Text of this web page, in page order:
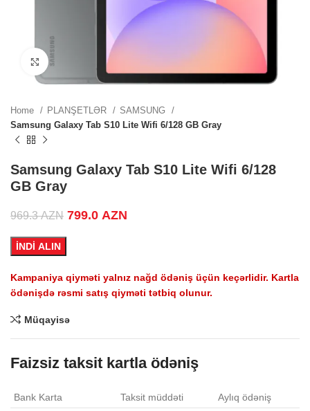
Click to enlarge
Home PLANŞETLƏR
SAMSUNG
Samsung Galaxy Tab S10 Lite Wifi 6/128 GB Gray
Samsung Galaxy Tab S10 Lite Wifi 6/128
GB Gray
969.3AZN Original price was: 969.3 AZN.
799.0 AZN
İNDİ ALIN
Kampaniya qiyməti yalnız nağd ödəniş üçün keçərlidir. Kartla
ödənişdə rəsmi satış qiyməti tətbiq olunur.
Müqayisə
Faizsiz taksit kartla ödəniş
Bank Karta Taksit müddəti Aylıq ödəniş
AZN.
AZN.